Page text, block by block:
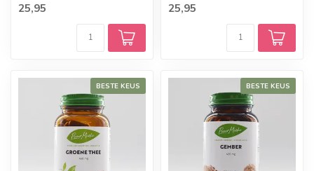
bloedsomloop e...
25,95
omega 3-v...
25,95
BESTE KEUS BESTE KEUS